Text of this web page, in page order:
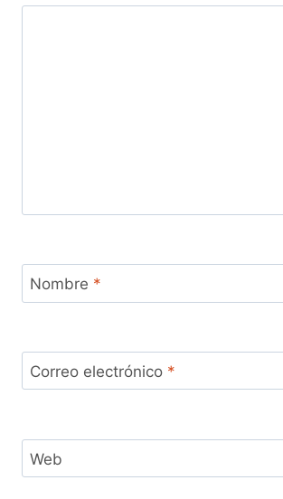
Nombre *
Correo electrónico *
Web